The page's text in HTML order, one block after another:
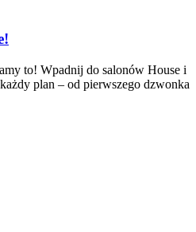
to! Wpadnij do salonów House i
plan – od pierwszego dzwonka